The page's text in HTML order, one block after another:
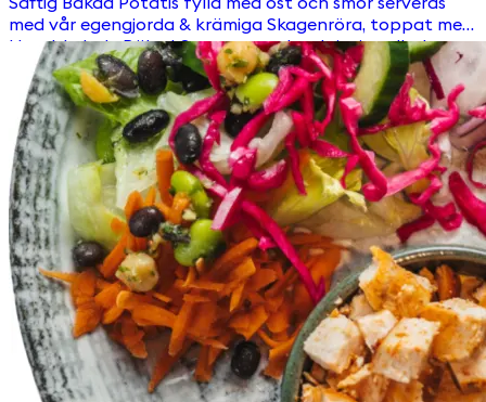
med vår egengjorda & krämiga Skagenröra, toppat med
Handskalade Räkor! Serveras med en krispig sallad.